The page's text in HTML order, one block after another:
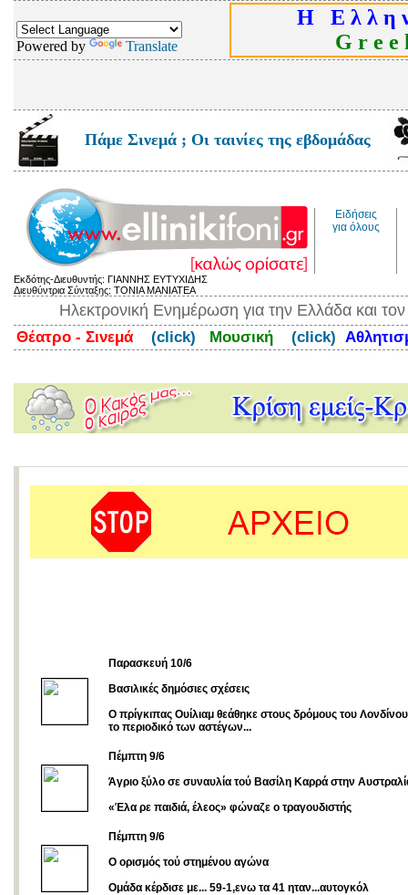
Powered by Translate
Η Ε λ λ η
G r e e
Πάμε Σινεμά ; Οι ταινίες της εβδομάδας
Ειδήσεις
για όλους
Εκδότης-Διευθυντής: ΓΙΑΝΝΗΣ ΕΥΤΥΧΙΔΗΣ
Διευθύντρια Σύνταξης: ΤΟΝΙΑ ΜΑΝΙΑΤΕΑ
Ηλεκτρονική Ενημέρωση για την Ελλάδα και
Θέατρο - Σινεμά (click) Μουσική (click)
Παρασκευή 10/6
Βασιλικές δημόσιες σχέσεις
Ο πρίγκιπας Ουίλιαμ θεάθηκε στους δρόμους του
το περιοδικό των αστέγων...
Πέμπτη 9/6
Άγριο ξύλο σε συναυλία τού Βασίλη Καρρά στην
«Έλα ρε παιδιά, έλεος» φώναζε ο τραγουδιστής
Πέμπτη 9/6
O oρισμός τού στημένου αγώνα
Ομάδα κέρδισε με... 59-1,ενω τα 41 ηταν...αυτογκόλ